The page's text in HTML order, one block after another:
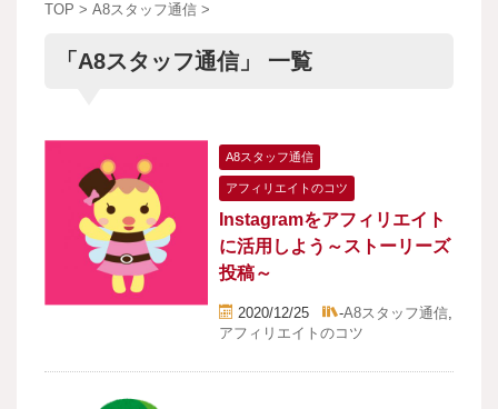
TOP > A8スタッフ通信 >
「A8スタッフ通信」 一覧
A8スタッフ通信
アフィリエイトのコツ
Instagramをアフィリエイト
に活用しよう～ストーリーズ
投稿～
2020/12/25 -A8スタッフ通信,
アフィリエイトのコツ